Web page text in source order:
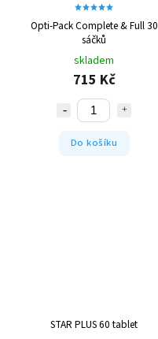
Opti-Pack Complete & Full 30
sáčků
skladem
715 Kč
Do košíku
STAR PLUS 60 tablet